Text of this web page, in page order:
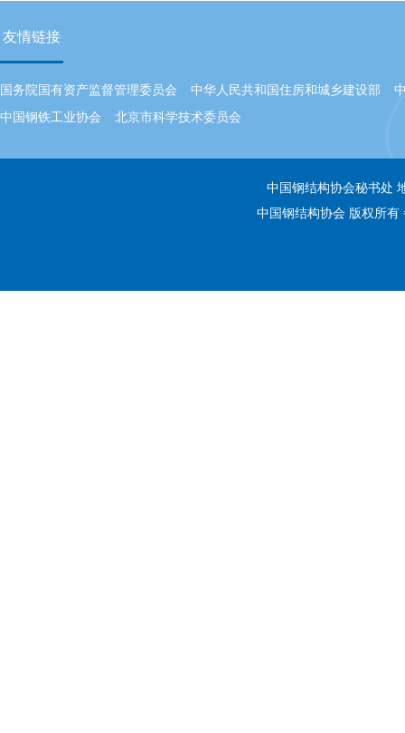
友情链接
国务院国有资产监督管理委员会 中华人民共和国住房和城乡建设部
中国钢铁工业协会
北京市科学技术委员会
中国钢结构协会秘书处
中国钢结构协会 版权所有